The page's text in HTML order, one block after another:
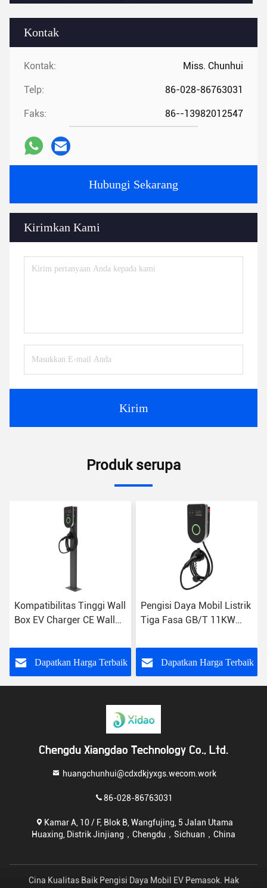
Kontak
Kontak: Miss. Chunhui
Telp: 86-028-86763031
Faks: 86--13982012547
Hubungi Sekarang
Kirimkan Kami
Kirim
Produk serupa
Kompatibilitas Tinggi Wall
Box EV Charger CE Wall
Station
Dapatkan Harga Terbaik
Pengisi Daya Mobil Listrik
Tiga Fasa GB/T 11KW
Rumah
Dapatkan Harga Terbaik
Chengdu Xiangdao Technology Co., Ltd.
huangchunhui@cdxdkjyxgs.wecom.work
86-028-86763031
Kamar A, 10 / F, Blok B, Wangfujing, 5 Jalan Utama
Huaxing, Distrik Jinjiang，Chengdu，Sichuan，China
Cina Kualitas Baik Pengisi Daya Mobil EV Pemasok. Hak